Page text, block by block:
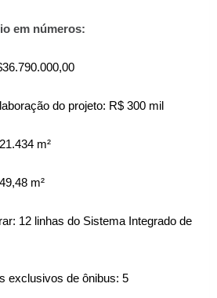
em números:
do projeto: R$ 300 mil
m²
m²
12 linhas do Sistema Integrado de
exclusivos de ônibus: 5